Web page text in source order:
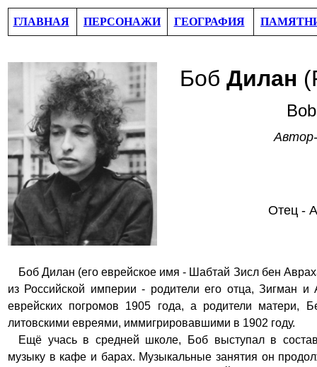
ГЛАВНАЯ ПЕРСОНАЖИ ГЕОГРАФИЯ
Боб Дилан
А
Отец - А
Боб Дилан (его еврейское имя - Шабтай Зисл бен
из Российской империи - родители его отца,
еврейских погромов 1905 года, а родители
литовскими евреями, иммигрировавшими в 1902 году.
Ещё учась в средней школе, Боб выступал в
музыку в кафе и барах. Музыкальные занятия он